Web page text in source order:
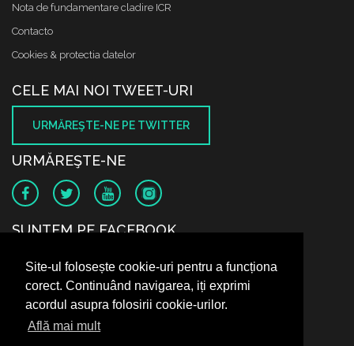
Site-ul folosește cookie-uri pentru a funcționa
corect. Continuând navigarea, iți exprimi
acordul asupra folosirii cookie-urilor.
Află mai mult
Nota de fundamentare cladire ICR
Contacto
Cookies & protectia datelor
CELE MAI NOI TWEET-URI
URMĂREŞTE-NE PE TWITTER
URMĂREŞTE-NE
SUNTEM PE FACEBOOK